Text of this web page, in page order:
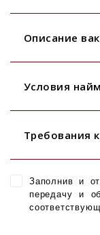
Описание
Условия
Требования
Заполнив и
передачу и